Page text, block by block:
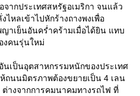
ากประเทศสหรัฐอเมริกา จนแล้ว
ไหลเข้าไปหักร้างถางพงเพื่อ
ญาเย็นอันคร่ำคร้ามเมื่อได้ยิน แทบ
งคนรุ่นใหม่
เป็นอุตสาหกรรมหนักของประเทศ
ถนนมิตรภาพต้องขยายเป็น 4 เลน
างจากการคมนาคมทางรถไฟ ที่